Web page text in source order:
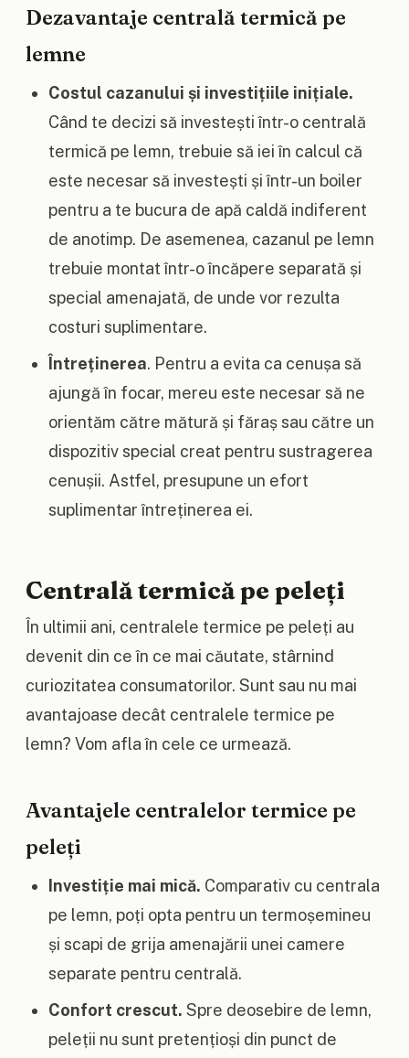
Dezavantaje centrală termică pe
lemne
Costul cazanului și investițiile inițiale.
Când te decizi să investești într-o centrală
termică pe lemn, trebuie să iei în calcul că
este necesar să investești și într-un boiler
pentru a te bucura de apă caldă indiferent
de anotimp. De asemenea, cazanul pe lemn
trebuie montat într-o încăpere separată și
special amenajată, de unde vor rezulta
costuri suplimentare.
Întreținerea. Pentru a evita ca cenușa să
ajungă în focar, mereu este necesar să ne
orientăm către mătură și făraș sau către un
dispozitiv special creat pentru sustragerea
cenușii. Astfel, presupune un efort
suplimentar întreținerea ei.
Centrală termică pe peleți
În ultimii ani, centralele termice pe peleți au
devenit din ce în ce mai căutate, stârnind
curiozitatea consumatorilor. Sunt sau nu mai
avantajoase decât centralele termice pe
lemn? Vom afla în cele ce urmează.
Avantajele centralelor termice pe
peleți
Investiție mai mică. Comparativ cu centrala
pe lemn, poți opta pentru un termoșemineu
și scapi de grija amenajării unei camere
separate pentru centrală.
Confort crescut. Spre deosebire de lemn,
peleții nu sunt pretențioși din punct de